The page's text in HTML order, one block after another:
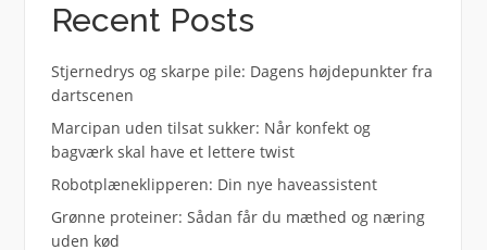
Recent Posts
Stjernedrys og skarpe pile: Dagens højdepunkter fra
dartscenen
Marcipan uden tilsat sukker: Når konfekt og
bagværk skal have et lettere twist
Robotplæneklipperen: Din nye haveassistent
Grønne proteiner: Sådan får du mæthed og næring
uden kød